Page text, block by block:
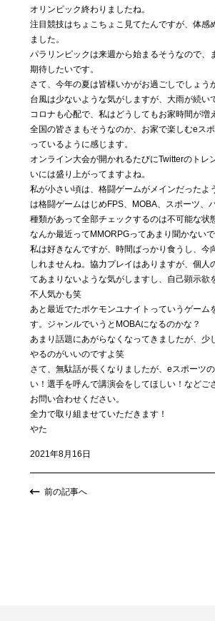
04 Blog
れ日記
05 Contact
お問い合わ
せ
オリンピック終わりましたね。
注目競技はちょこちょこ見てたんですが、体感
ました。
パラリンピックは来週から始まるそうなので、
期待したいです。
さて、今年の夏は皆様いかがお過ごしでしょう
台風は少ないような気がしますが、大雨が続い
コロナも心配で、私はどうしてもお家時間が増
全国の皆さまもそうなのか、お家で楽しむeス
っているように感じます。
オンライン大会が開かれるたびにTwitterのトレ
いには盛り上がってますよね。
私が小さい頃は、格闘ゲームがメインだったよ
は格闘ゲームはじめFPS、MOBA、スポーツ、
種類があって全部チェックするのは不可能な状
なんか最近ってMMORPGってあまり聞かないで
私は好きなんですが、時間ばっかり食うし、今
しれませんね。協力プレイはありますが、個人
てあまりないような気がしますし、自己顕示欲
不人気かも笑
あと最近でたポケモンユナイトっていうゲーム
す。ジャンルでいうとMOBAになるのかな？
あまり話題にあがらなくなってきましたが、少
やるのがいいのですよ笑
さて、無駄話が長くなりましたが、eスポーツ
い！選手を呼んで講演会をしてほしい！などご
お問い合わせください。
全力で取り組ませていただきます！
やた
2021年8月16日
前の記事へ